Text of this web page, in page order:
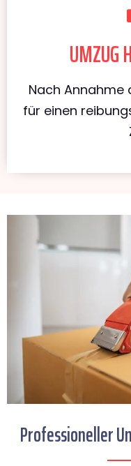
UMZUG
Nach Annahme
für einen
Professioneller